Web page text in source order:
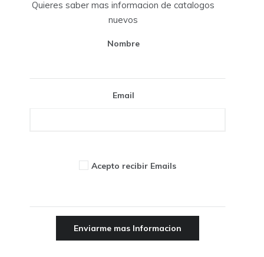
Quieres saber mas informacion de catalogos
nuevos
Nombre
Email
Acepto recibir Emails